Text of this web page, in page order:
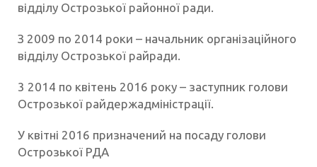
відділу Острозької районної ради.
З 2009 по 2014 роки – начальник організаційного
відділу Острозької райради.
3 2014 по квітень 2016 року – заступник голови
Острозької райдержадміністрації.
У квітні 2016 призначений на посаду голови
Острозької РДА